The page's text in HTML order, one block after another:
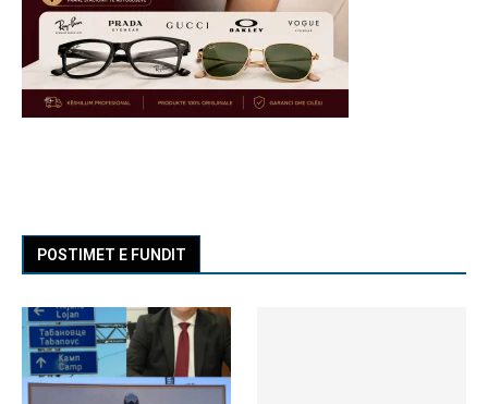
POSTIMET E FUNDIT